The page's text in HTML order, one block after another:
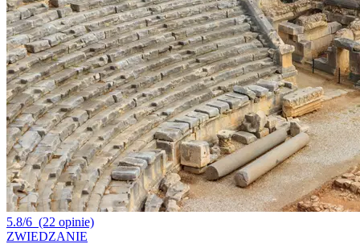
5.8/6 (22 opinie)
ZWIEDZANIE